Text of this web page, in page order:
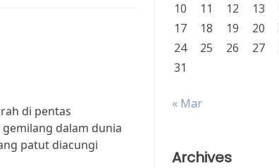
di pentas
dalam dunia
patut diacungi
10
11 12 13
17
18 19 20
24
25 26 27
31
« Mar
Archives